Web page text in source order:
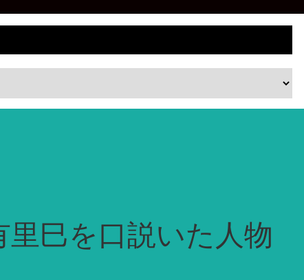
巳を口説いた人物